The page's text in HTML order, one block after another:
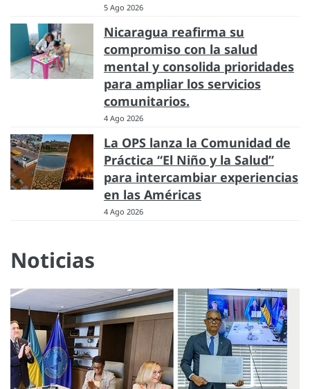
5 Ago 2026
Nicaragua reafirma su
compromiso con la salud
mental y consolida prioridades
para ampliar los servicios
comunitarios.
4 Ago 2026
La OPS lanza la Comunidad de
Práctica “El Niño y la Salud”
para intercambiar experiencias
en las Américas
4 Ago 2026
Noticias